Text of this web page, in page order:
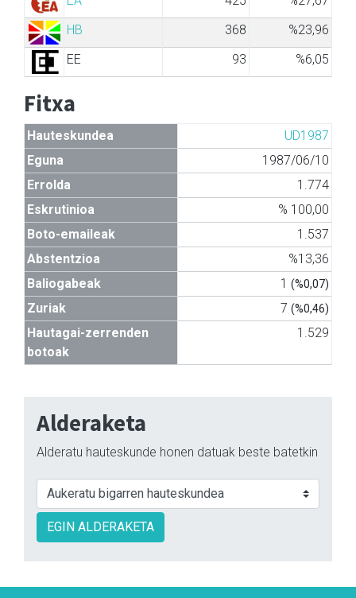
HB
368
%23,96
EE
93 %6,05
Fitxa
Hauteskundea
UD1987
Eguna
1987/06/10
Errolda
1.774
Eskrutinioa
% 100,00
Boto-emaileak
1.537
Abstentzioa
%13,36
Baliogabeak
1 (%0,07)
Zuriak 7 (%0,46)
Hautagai-zerrenden
botoak
1.529
Alderaketa
Alderatu hauteskunde honen datuak beste batetkin
EGIN ALDERAKETA